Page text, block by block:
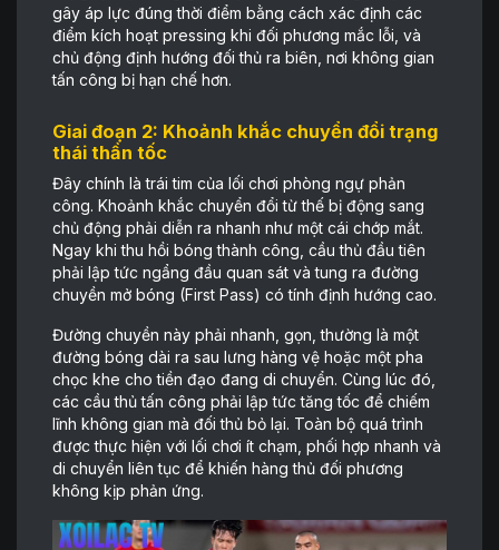
gây áp lực đúng thời điểm bằng cách xác định các
điểm kích hoạt pressing khi đối phương mắc lỗi, và
chủ động định hướng đối thủ ra biên, nơi không gian
tấn công bị hạn chế hơn.
Giai đoạn 2: Khoảnh khắc chuyển đổi trạng
thái thần tốc
Đây chính là trái tim của lối chơi phòng ngự phản
công. Khoảnh khắc chuyển đổi từ thế bị động sang
chủ động phải diễn ra nhanh như một cái chớp mắt.
Ngay khi thu hồi bóng thành công, cầu thủ đầu tiên
phải lập tức ngẩng đầu quan sát và tung ra đường
chuyền mở bóng (First Pass) có tính định hướng cao.
Đường chuyền này phải nhanh, gọn, thường là một
đường bóng dài ra sau lưng hàng vệ hoặc một pha
chọc khe cho tiền đạo đang di chuyển. Cùng lúc đó,
các cầu thủ tấn công phải lập tức tăng tốc để chiếm
lĩnh không gian mà đối thủ bỏ lại. Toàn bộ quá trình
được thực hiện với lối chơi ít chạm, phối hợp nhanh và
di chuyển liên tục để khiến hàng thủ đối phương
không kịp phản ứng.